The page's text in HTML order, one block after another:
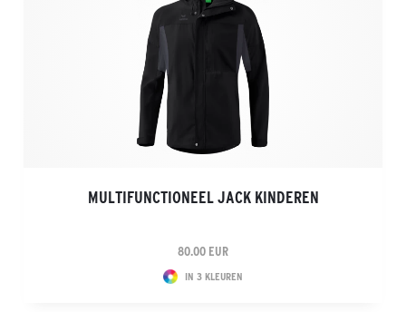
MULTIFUNCTIONEEL JACK KINDEREN
80.00 EUR
IN 3 KLEUREN